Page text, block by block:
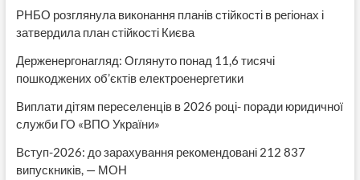
РНБО розглянула виконання планів стійкості в регіонах і
затвердила план стійкості Києва
Держенергонагляд: Оглянуто понад 11,6 тисячі
пошкоджених об’єктів електроенергетики
Виплати дітям переселенців в 2026 році- поради юридичної
служби ГО «ВПО України»
Вступ-2026: до зарахування рекомендовані 212 837
випускників, — МОН